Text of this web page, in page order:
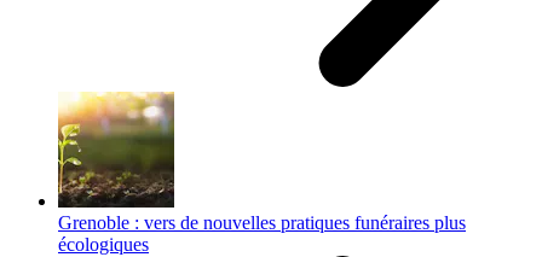
Grenoble : vers de nouvelles pratiques funéraires plus
écologiques